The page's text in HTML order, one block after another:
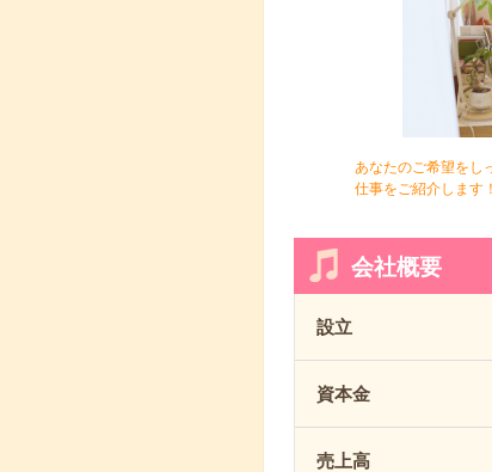
あなたのご希望をし
仕事をご紹介します！
会社概要
設立
資本金
売上高